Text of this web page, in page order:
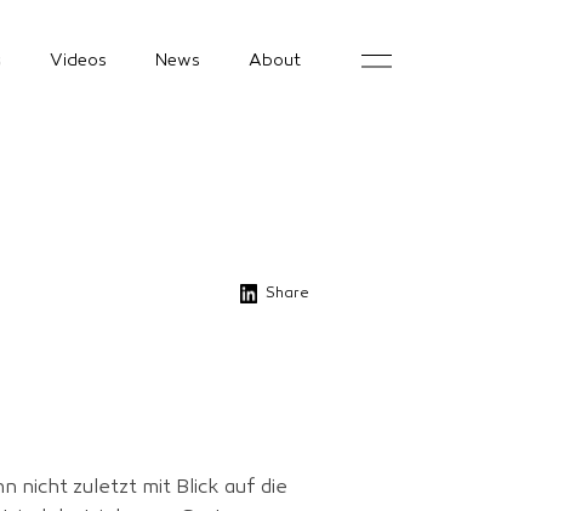
Videos News About
Share
nicht zuletzt mit Blick auf die